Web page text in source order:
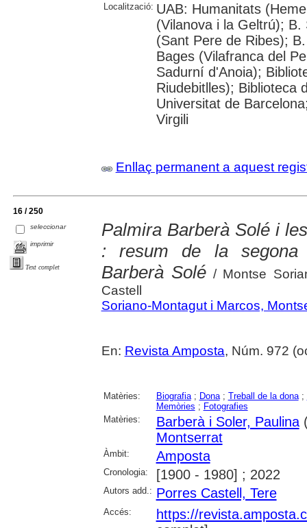
Localització: UAB: Humanitats
(Vilanova i la Geltrú);
(Sant Pere de Ribes);
Bages (Vilafranca del
Sadurní d'Anoia);
Riudebitlles); Biblioteca
Universitat de
Virgili
Enllaç permanent a aquest
16 / 250
seleccionar
imprimir
Text complet
Palmira Barberà Solé i
: resum de la segona
Barberà Solé / Montse
Castell
Soriano-Montagut i Marcos,
En: Revista Amposta, Núm. 972
Matèries: Biografia; Dona; Treball de la dona;
Memòries ; Fotografies
Matèries:
Barberà i Soler, Paulina
Montserrat
Àmbit: Amposta
Cronologia: [1900 - 1980] ; 2022
Autors add.: Porres Castell, Tere
Accés:
https://